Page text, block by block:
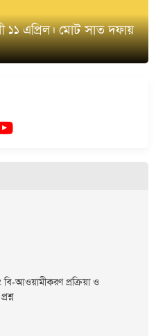
এপ্রিল। মোট সাত দফায়
বি-আওয়ামীকরণ প্রক্রিয়া ও